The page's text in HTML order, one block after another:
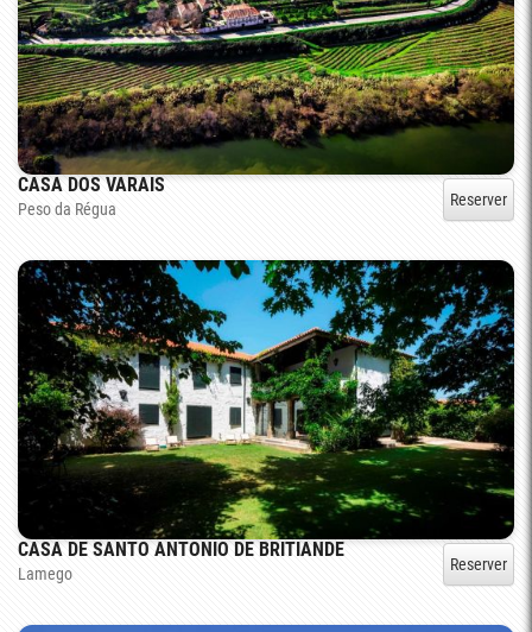
CASA DOS VARAIS
Peso da Régua Reserver
CASA DE SANTO ANTONIO DE BRITIANDE
Lamego Reserver